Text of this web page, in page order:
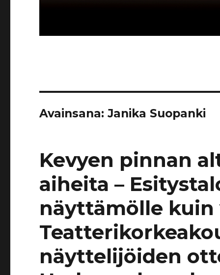
Avainsana:Janika Suopanki
Kevyen pinnan
aiheita –
näyttämölle kuin
näyttelijöiden